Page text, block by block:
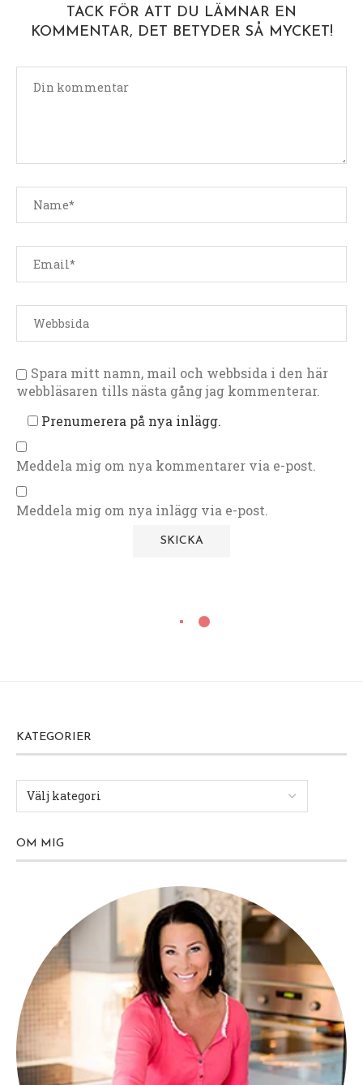
TACK FÖR ATT DU LÄMNAR EN
KOMMENTAR, DET BETYDER SÅ MYCKET!
Spara mitt namn, mail och webbsida i den här
webbläsaren tills nästa gång jag kommenterar.
Prenumerera på nya inlägg.
Meddela mig om nya kommentarer via e-post.
Meddela mig om nya inlägg via e-post.
KATEGORIER
OM MIG